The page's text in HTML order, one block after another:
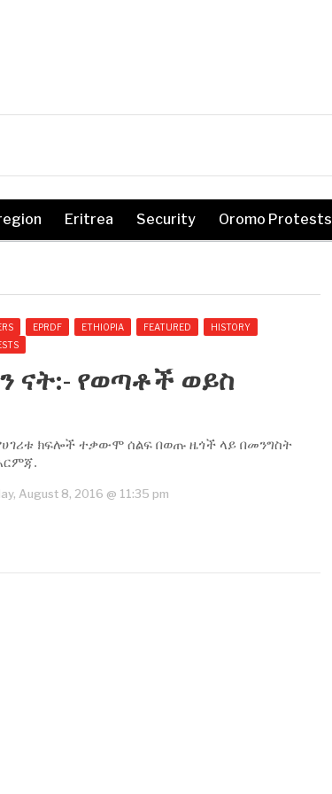
Eritrea Security Oromo Protests
EPRDF ETHIOPIA FEATURED
HISTORY
ናት:- የወጣቶች ወይስ
ክፍሎች ተቃውሞ ሰልፍ በወጡ ዜጎች ላይ በመንግስት
August 8, 2016 @ 11:35 pm